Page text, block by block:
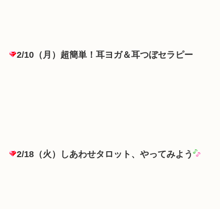
2/10（月）超簡単！耳ヨガ＆耳つぼセラピー
2/18（火）しあわせタロット、やってみよう